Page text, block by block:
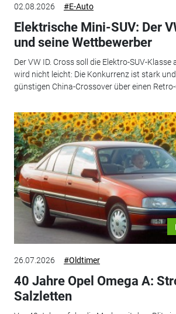
02.08.2026 #E-Auto
Elektrische Mini-SUV: Der
und seine Wettbewerber
Der VW ID. Cross soll die Elektro-SUV-
wird nicht leicht: Die Konkurrenz ist stark
günstigen China-Crossover über einen Retro-
26.07.2026 #Oldtimer
40 Jahre Opel Omega A:
Salzletten